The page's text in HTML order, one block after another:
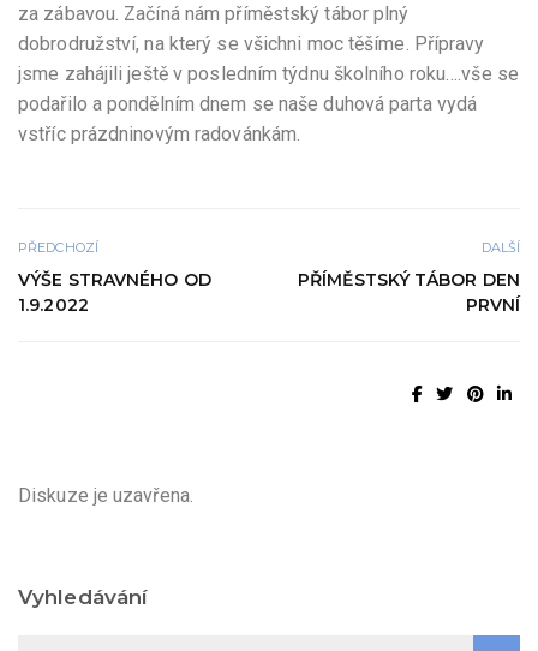
za zábavou. Začíná nám příměstský tábor plný
dobrodružství, na který se všichni moc těšíme. Přípravy
jsme zahájili ještě v posledním týdnu školního roku….vše se
podařilo a pondělním dnem se naše duhová parta vydá
vstříc prázdninovým radovánkám.
PŘEDCHOZÍ
VÝŠE STRAVNÉHO OD
1.9.2022
DALŠÍ
PŘÍMĚSTSKÝ TÁBOR DEN
PRVNÍ
Diskuze je uzavřena.
Vyhledávání